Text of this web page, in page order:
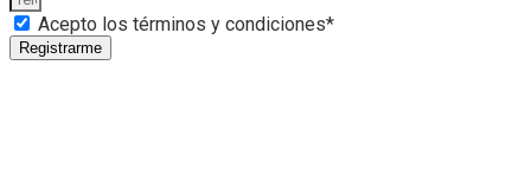
Acepto los términos y condiciones*
Registrarme